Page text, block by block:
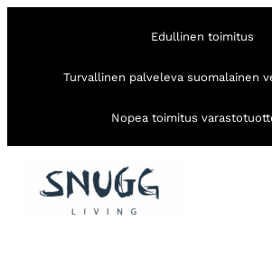
Edullinen toimitus
Turvallinen palveleva suomalainen
Nopea toimitus